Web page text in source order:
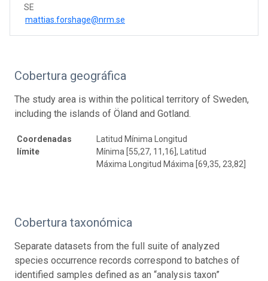
SE
mattias.forshage@nrm.se
Cobertura geográfica
The study area is within the political territory of Sweden,
including the islands of Öland and Gotland.
Coordenadas
límite
Latitud Mínima Longitud
Mínima [55,27, 11,16], Latitud
Máxima Longitud Máxima [69,35, 23,82]
Cobertura taxonómica
Separate datasets from the full suite of analyzed
species occurrence records correspond to batches of
identified samples defined as an “analysis taxon”